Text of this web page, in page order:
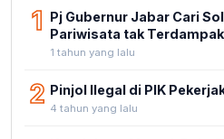
1 Pj Gubernur Jabar Cari
Pariwisata tak
1 tahun yang lalu
2 Pinjol Ilegal di PIK
4 tahun yang lalu